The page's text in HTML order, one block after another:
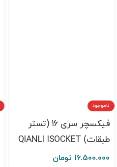
ناموجود
فیکسچر سری 16 (تستر
طبقات) QIANLI ISOCKET
16.500.000 تومان